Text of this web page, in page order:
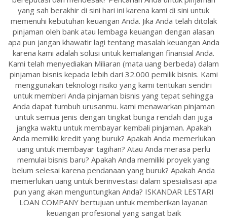
yang sah berakhir di sini hari ini karena kami di sini untuk
memenuhi kebutuhan keuangan Anda. Jika Anda telah ditolak
pinjaman oleh bank atau lembaga keuangan dengan alasan
apa pun jangan khawatir lagi tentang masalah keuangan Anda
karena kami adalah solusi untuk kemalangan finansial Anda.
Kami telah menyediakan Miliaran (mata uang berbeda) dalam
pinjaman bisnis kepada lebih dari 32.000 pemilik bisnis. Kami
menggunakan teknologi risiko yang kami tentukan sendiri
untuk memberi Anda pinjaman bisnis yang tepat sehingga
Anda dapat tumbuh urusanmu. kami menawarkan pinjaman
untuk semua jenis dengan tingkat bunga rendah dan juga
jangka waktu untuk membayar kembali pinjaman. Apakah
Anda memiliki kredit yang buruk? Apakah Anda memerlukan
uang untuk membayar tagihan? Atau Anda merasa perlu
memulai bisnis baru? Apakah Anda memiliki proyek yang
belum selesai karena pendanaan yang buruk? Apakah Anda
memerlukan uang untuk berinvestasi dalam spesialisasi apa
pun yang akan menguntungkan Anda? ISKANDAR LESTARI
LOAN COMPANY bertujuan untuk memberikan layanan
keuangan profesional yang sangat baik